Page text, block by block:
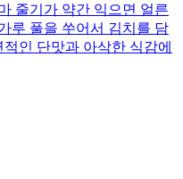
줄기가 약간 익으면 얼른
루 풀을 쑤어서 김치를 담
인 단맛과 아삭한 식감에